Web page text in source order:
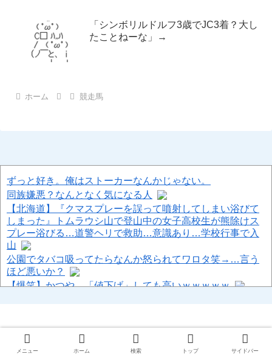
「シンボリルドルフ3歳でJC3着？大し
たことねーな」→
ホーム 競走馬
ずっと好き。俺はストーカーなんかじゃない。
同族嫌悪？なんとなく気になる人
【北海道】『クマスプレーを誤って噴射してしまい浴びて
しまった』トムラウシ山で登山中の女子高校生が熊除けス
プレー浴びる…道警ヘリで救助…意識あり…学校行事で入
山
公園でタバコ吸ってたらなんか怒られてワロタ笑→…言う
ほど悪いか？
【爆笑】かつや、「値下げ」しても高いｗｗｗｗｗ
【速報】 中国、ガチで逝く
Powered by livedoor 相互RSS
© 2013-2026 ハロン棒ch.
メニュー ホーム 検索 トップ サイドバー